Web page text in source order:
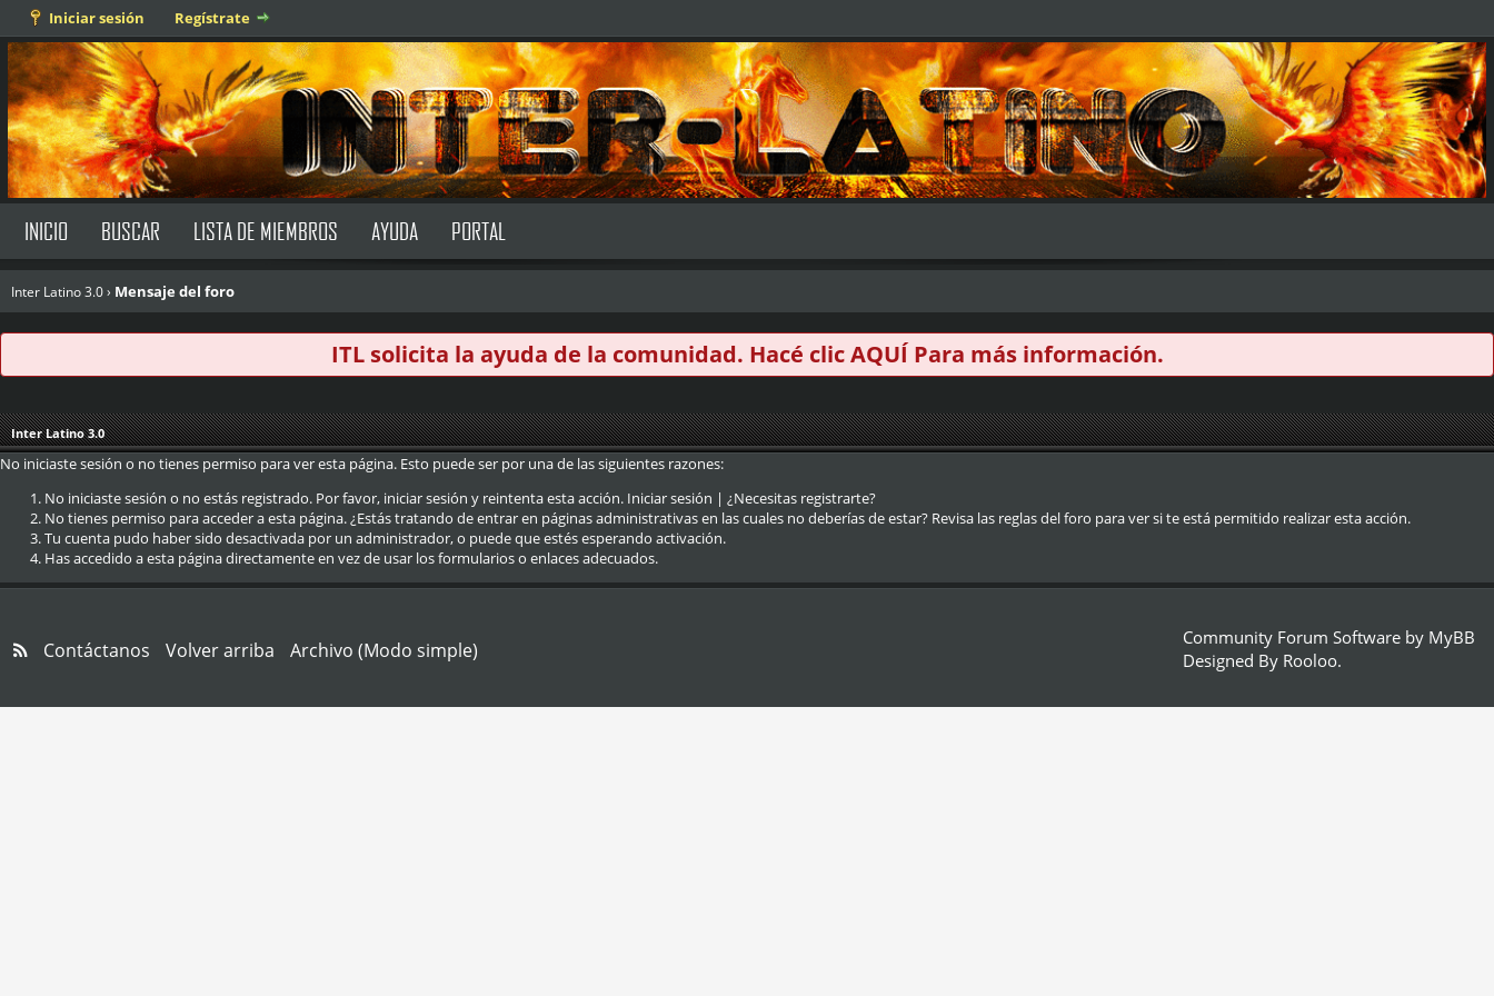
Iniciar sesión Regístrate
INICIO BUSCAR LISTA DE MIEMBROS AYUDA PORTAL
Inter Latino 3.0› Mensaje del foro
ITL solicita la ayuda de la comunidad. Hacé clicAQUÍ Para más información.
Inter Latino 3.0
No iniciaste sesión o no tienes permiso para ver esta página. Esto puede ser por una de las siguientes razones:
No iniciaste sesión o no estás registrado. Por favor, iniciar sesión y reintenta esta acción. Iniciar sesión | ¿Necesitas registrarte?
No tienes permiso para acceder a esta página. ¿Estás tratando de entrar en páginas administrativas en las cuales no deberías de estar? Revisa las reglas del foro para ver si te está permitido realizar esta acción.
Tu cuenta pudo haber sido desactivada por un administrador, o puede que estés esperando activación.
Has accedido a esta página directamente en vez de usar los formularios o enlaces adecuados.
Contáctanos Volver arriba Archivo (Modo simple)
Community Forum Software by MyBB
Designed By Rooloo.